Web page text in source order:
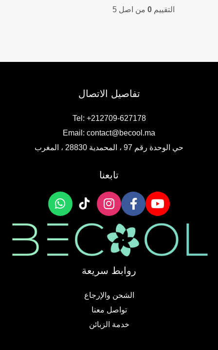
التقييم 0من اصل 5
تفاصيل الاتصال
Tel: +212709-627178
Email: contact@becool.ma
حي الوحدة رقم 97 ، المحمدية 28830 ، المغرب
تابعنا
روابط سريعة
الشحن والإرجاع
تواصل معنا
خدمة الزبائن